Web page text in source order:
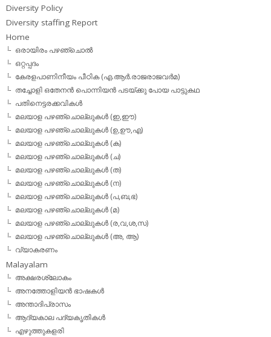
Diversity Policy
Diversity staffing Report
Home
ഒരായിരം പഴഞ്ചൊല്‍
ഒറ്റപ്പദം
കേരളപാണിനീയം പീഠിക (എ.ആര്‍.രാജരാജവര്‍മ)
തച്ചോളി ഒതേനൻ പൊന്നിയൻ പടയ്‌ക്കു പോയ പാട്ടുകഥ
പതിനെട്ടരക്കവികള്‍
മലയാള പഴഞ്ചൊല്ലുകള്‍ (ഇ,ഈ)
മലയാള പഴഞ്ചൊല്ലുകള്‍ (ഉ,ഊ,എ)
മലയാള പഴഞ്ചൊല്ലുകള്‍ (ക)
മലയാള പഴഞ്ചൊല്ലുകള്‍ (ച)
മലയാള പഴഞ്ചൊല്ലുകള്‍ (ത)
മലയാള പഴഞ്ചൊല്ലുകള്‍ (ന)
മലയാള പഴഞ്ചൊല്ലുകള്‍ (പ,ബ,ഭ)
മലയാള പഴഞ്ചൊല്ലുകള്‍ (മ)
മലയാള പഴഞ്ചൊല്ലുകള്‍ (ര,വ,ശ,സ)
മലയാള പഴഞ്ചൊല്ലുകൾ (അ, ആ)
വ്യാകരണം
Malayalam
അക്ഷരശ്ലോകം
അനത്തോളിയന്‍ ഭാഷകള്‍
അന്താദിപ്രാസം
ആദ്യകാല പദ്യകൃതികള്‍
എഴുത്തുകളരി